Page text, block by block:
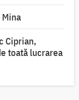
Ciprian,
toată lucrarea